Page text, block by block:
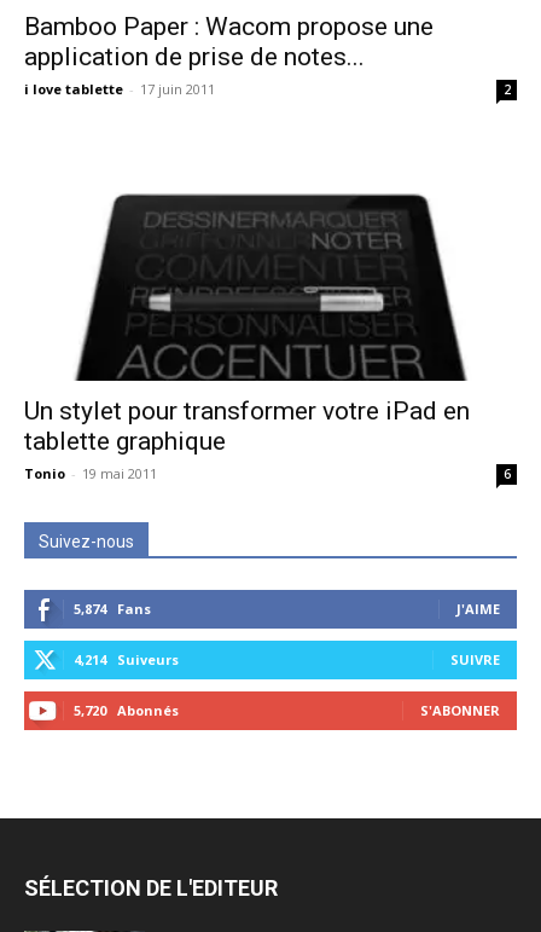
Bamboo Paper : Wacom propose une
application de prise de notes...
i love tablette - 17 juin 2011 2
Un stylet pour transformer votre iPad en
tablette graphique
Tonio - 19 mai 2011 6
Suivez-nous
5,874 Fans J'AIME
4,214 Suiveurs SUIVRE
5,720 Abonnés S'ABONNER
SÉLECTION DE L'EDITEUR